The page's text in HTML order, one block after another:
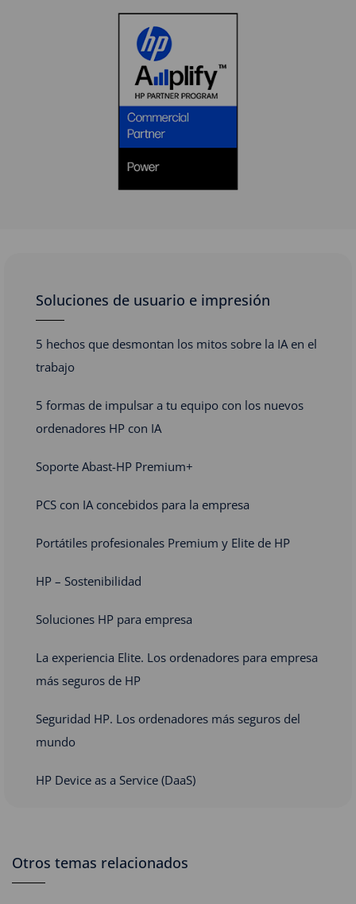
Soluciones de usuario e impresión
5 hechos que desmontan los mitos sobre la IA en el
trabajo
5 formas de impulsar a tu equipo con los nuevos
ordenadores HP con IA
Soporte Abast-HP Premium+
PCS con IA concebidos para la empresa
Portátiles profesionales Premium y Elite de HP
HP – Sostenibilidad
Soluciones HP para empresa
La experiencia Elite. Los ordenadores para empresa
más seguros de HP
Seguridad HP. Los ordenadores más seguros del
mundo
HP Device as a Service (DaaS)
Otros temas relacionados